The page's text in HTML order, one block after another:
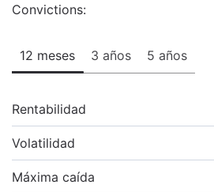
Convictions:
12 meses 3 años 5 años
Rentabilidad
Volatilidad
Máxima caída